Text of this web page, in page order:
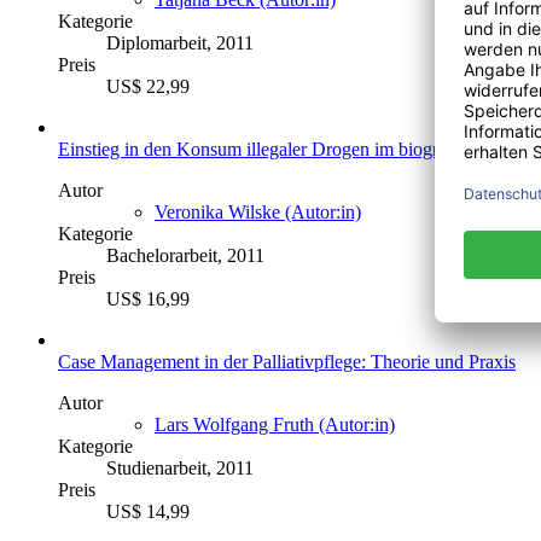
Kategorie
Diplomarbeit, 2011
Preis
US$ 22,99
Einstieg in den Konsum illegaler Drogen im biografischen
Autor
Veronika Wilske (Autor:in)
Kategorie
Bachelorarbeit, 2011
Preis
US$ 16,99
Case Management in der Palliativpflege: Theorie und Praxis
Autor
Lars Wolfgang Fruth (Autor:in)
Kategorie
Studienarbeit, 2011
Preis
US$ 14,99